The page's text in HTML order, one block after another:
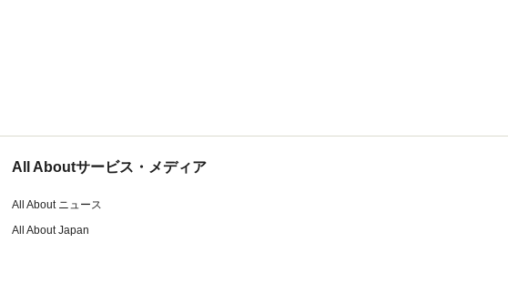
All Aboutサービス・メディア
All About ニュース
All About Japan